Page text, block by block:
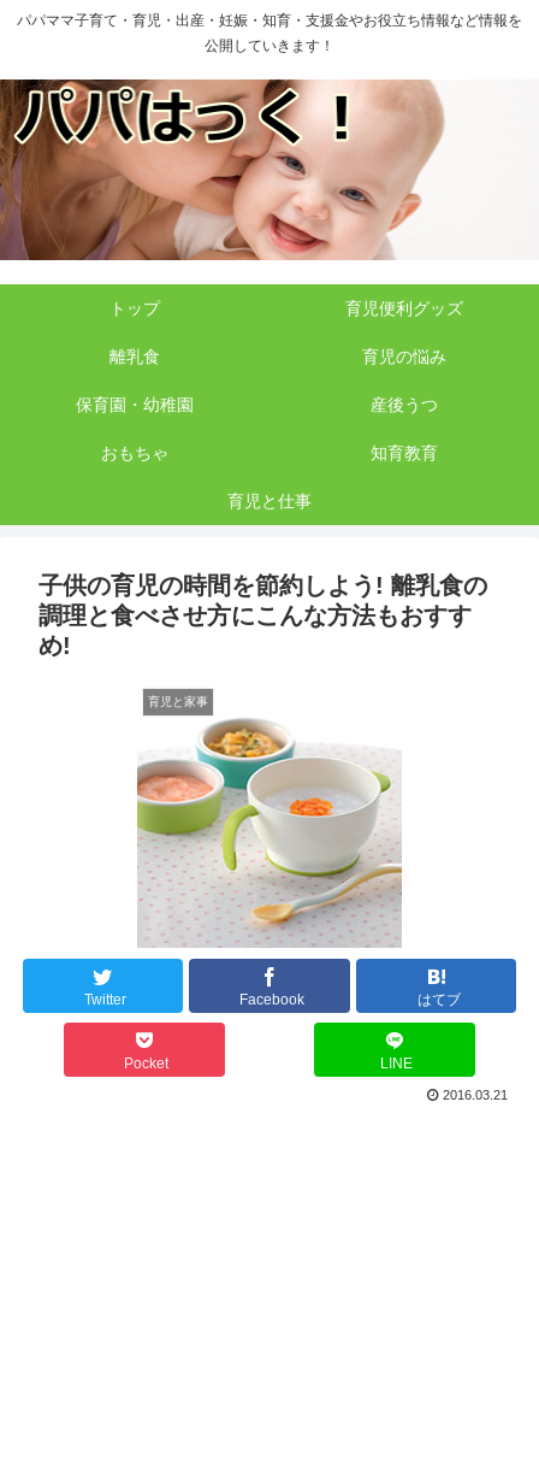
パパママ子育て・育児・出産・妊娠・知育・支援金やお役立ち情報など情報を
公開していきます！
トップ 育児便利グッズ
離乳食 育児の悩み
保育園・幼稚園 産後うつ
おもちゃ 知育教育
育児と仕事
子供の育児の時間を節約しよう! 離乳食の
調理と食べさせ方にこんな方法もおすす
め!
育児と家事
Twitter Facebook はてブ
Pocket LINE
2016.03.21